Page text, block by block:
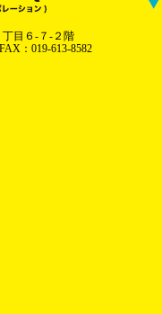
目６-７-２階
：019-613-8582